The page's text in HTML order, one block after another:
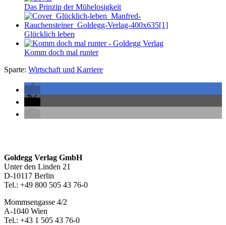
Das Prinzip der Mühelosigkeit
Glücklich leben
Komm doch mal runter
Sparte: Wirtschaft und Karriere
Footer-
Section
Goldegg Verlag GmbH
Unter den Linden 21
D-10117 Berlin
Tel.: +49 800 505 43 76-0
Mommsengasse 4/2
A-1040 Wien
Tel.: +43 1 505 43 76-0